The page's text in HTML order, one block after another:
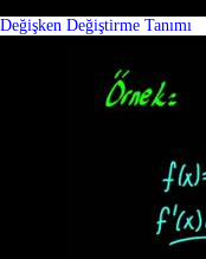
Değişken Değiştirme Tanımı